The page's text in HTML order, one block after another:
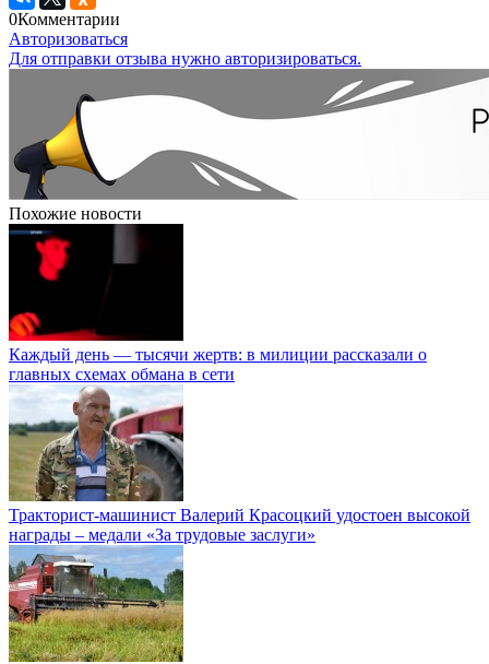
0Комментарии
Авторизоваться
Для отправки отзыва нужно авторизироваться.
Похожие новости
Каждый день — тысячи жертв: в милиции рассказали о
главных схемах обмана в сети
Тракторист-машинист Валерий Красоцкий удостоен высокой
награды – медали «За трудовые заслуги»